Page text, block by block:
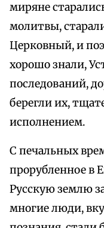
миряне
молитвы,
Церковный, и
хорошо знали,
последований,
берегли их,
исполнением.
С печальных
прорубленное в
Русскую землю
многие люди,